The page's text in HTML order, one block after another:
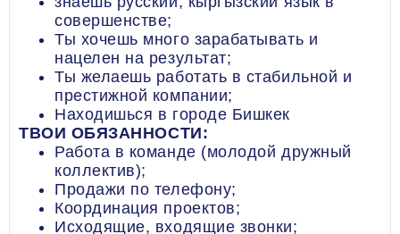
совершенстве;
Ты хочешь много зарабатывать и
нацелен на результат;
Ты желаешь работать в стабильной и
престижной компании;
Находишься в городе Бишкек
ТВОИ ОБЯЗАННОСТИ:
Работа в команде (молодой дружный
коллектив);
Продажи по телефону;
Координация проектов;
Исходящие, входящие звонки;